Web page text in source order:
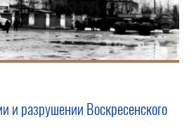
и разрушении Воскресенского